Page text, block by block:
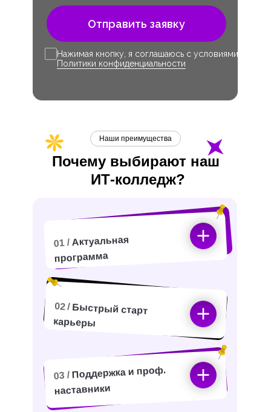
Отправить заявку
Нажимая кнопку, я соглашаюсь с условиями
Политики конфиденциальности
Почему выбирают наш
ИТ-колледж?
Наши преимущества
01 / Актуальная
программа
02 / Быстрый старт
карьеры
03 / Поддержка и проф.
наставники